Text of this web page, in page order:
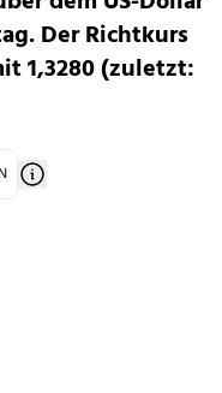
Der Richtkurs
1,3280 (zuletzt: